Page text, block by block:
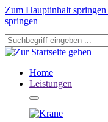
Zum Hauptinhalt springen
springen
Home
Leistungen